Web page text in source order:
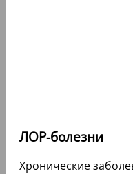
ЛОР-болезни
Хронические